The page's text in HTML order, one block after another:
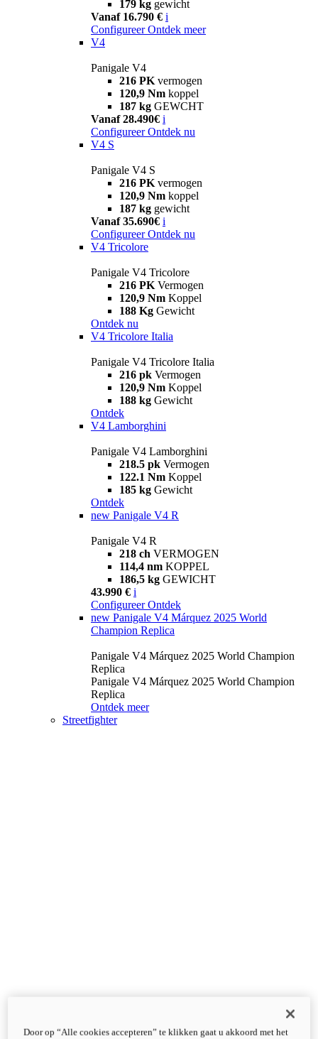
179 kg gewicht
Vanaf 16.790 € i
Configureer Ontdek meer
V4
Panigale V4
216 PK vermogen
120,9 Nm koppel
187 kg GEWCHT
Vanaf 28.490€ i
Configureer Ontdek nu
V4 S
Panigale V4 S
216 PK vermogen
120,9 Nm koppel
187 kg gewicht
Vanaf 35.690€ i
Configureer Ontdek nu
V4 Tricolore
Panigale V4 Tricolore
216 PK Vermogen
120,9 Nm Koppel
188 Kg Gewicht
Ontdek nu
V4 Tricolore Italia
Panigale V4 Tricolore Italia
216 pk Vermogen
120,9 Nm Koppel
188 kg Gewicht
Ontdek
V4 Lamborghini
Panigale V4 Lamborghini
218.5 pk Vermogen
122.1 Nm Koppel
185 kg Gewicht
Ontdek
new Panigale V4 R
Panigale V4 R
218 ch VERMOGEN
114,4 nm KOPPEL
186,5 kg GEWICHT
43.990 € i
Configureer Ontdek
new Panigale V4 Márquez 2025 World
Champion Replica
Panigale V4 Márquez 2025 World Champion
Replica
Panigale V4 Márquez 2025 World Champion
Replica
Ontdek meer
Streetfighter
Door op “Alle cookies accepteren” te klikken gaat u akkoord met het